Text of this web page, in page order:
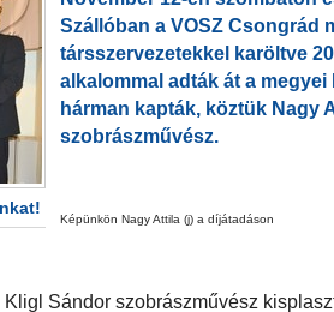
Szállóban a VOSZ Csongrád
társszervezetekkel karöltve
alkalommal adták át a megyei
hárman kapták, köztük Nagy
szobrászművész.
Képünkön Nagy Attila (j) a díjátadáson
Sándor szobrászművész